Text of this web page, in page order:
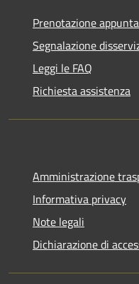
Prenotazione
Segnalazione
Leggi le FAQ
Richiesta assistenza
Amministrazione
Informativa privacy
Note legali
Dichiarazione di